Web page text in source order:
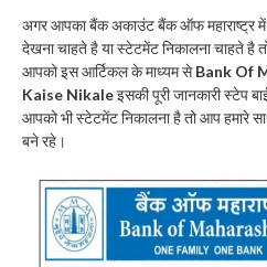
अगर आपका बैंक अकाउंट बैंक ऑफ
देखना चाहते है या स्टेटमेंट निकालना चाहते है
आपको इस आर्टिकल के माध्यम सेBank Of
Kaise Nikaleइसकी पूरी जानकारी स्टेप
आपको भी स्टेटमेंट निकालना है तो आप
बने रहे।